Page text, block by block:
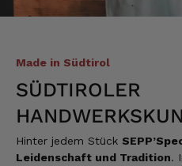
Made in Südtirol
SÜDTIROLER
Hinter jedem Stück
Leidenschaft und Tradition.